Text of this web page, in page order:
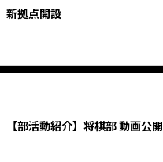
新拠点開設
【部活動紹介】将棋部 動画公開